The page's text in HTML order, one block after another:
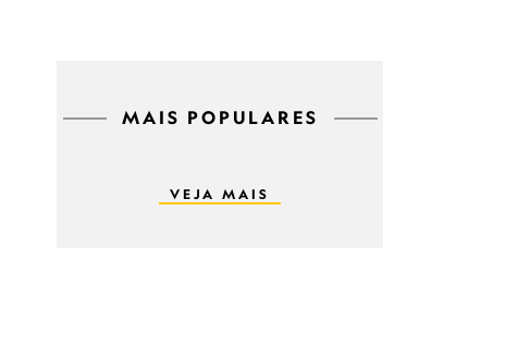
MAIS POPULARES
VEJA MAIS